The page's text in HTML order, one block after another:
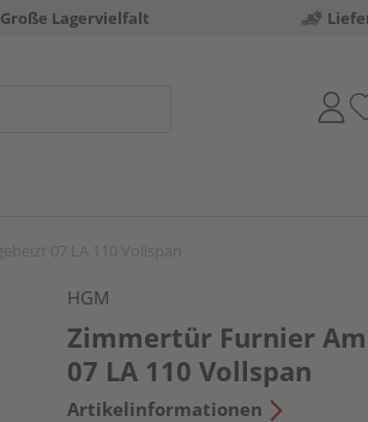
Große Lagervielfalt
HGM
Zimmertür Furnier
07 LA 110 Vollspan
Artikelinformationen